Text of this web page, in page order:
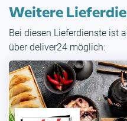
Weitere
Bei diesen Lieferdienste ist
über deliver24 möglich: